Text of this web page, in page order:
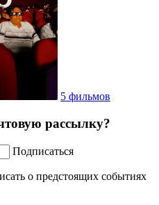
5 фильмов
рассылку?
Подписаться
о предстоящих событиях